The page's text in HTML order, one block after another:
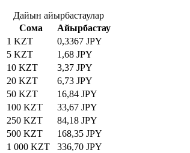
Дайын айырбастаулар
Сома
Айырбастау
1 KZT
0,3367 JPY
5 KZT
1,68 JPY
10 KZT
3,37 JPY
20 KZT
6,73 JPY
50 KZT
16,84 JPY
100 KZT
33,67 JPY
250 KZT
84,18 JPY
500 KZT
168,35 JPY
1 000 KZT
336,70 JPY